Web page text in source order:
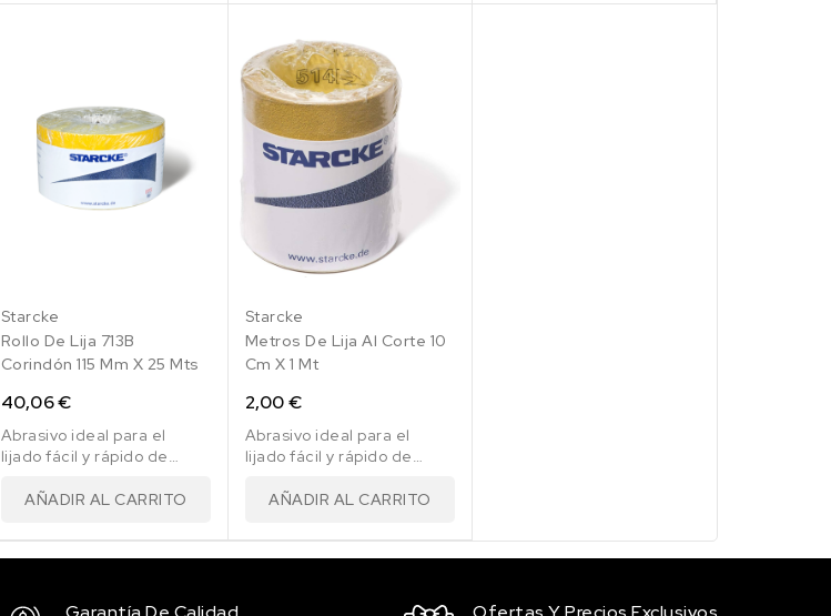
Starcke
Rollo De Lija 713B
Corindón 115 Mm X 25 Mts
40,06 €
Abrasivo ideal para el
lijado fácil y rápido de
AÑADIR AL CARRITO
Starcke
Metros De Lija Al Corte 10
Cm X 1 Mt
2,00 €
Abrasivo ideal para el
lijado fácil y rápido de
AÑADIR AL CARRITO